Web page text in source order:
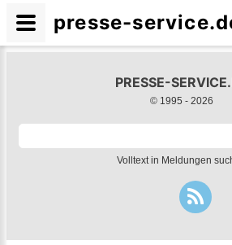
PRESSE-
© 1995 - 2026
Volltext in Meldungen
presse-